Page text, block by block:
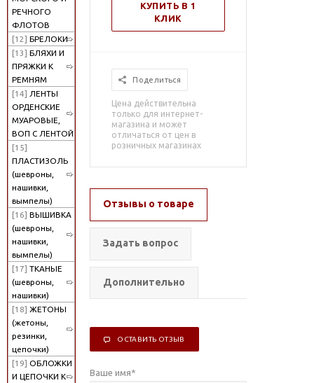
РЕЧНОГО
ФЛОТОВ
[12] БРЕЛОКИ
[13] БЛЯХИ И
ПРЯЖКИ К
РЕМНЯМ
[14] ЛЕНТЫ
ОРДЕНСКИЕ
МУАРОВЫЕ,
ВОП С ЛЕНТОЙ
[15]
ПЛАСТИЗОЛЬ
(шевроны,
нашивки,
вымпелы)
[16] ВЫШИВКА
(шевроны,
нашивки,
вымпелы)
[17] ТКАНЫЕ
(шевроны,
нашивки)
[18] ЖЕТОНЫ
(жетоны,
резинки,
цепочки)
[19] ОБЛОЖКИ
И ЦЕПОЧКИ К
КУПИТЬ В 1
КЛИК
Поделиться
Цена действительна
только для интернет-
магазина и может
отличаться от цен в
розничных магазинах
Отзывы о товаре
Задать вопрос
Дополнительно
ОСТАВИТЬ ОТЗЫВ
Ваше имя*